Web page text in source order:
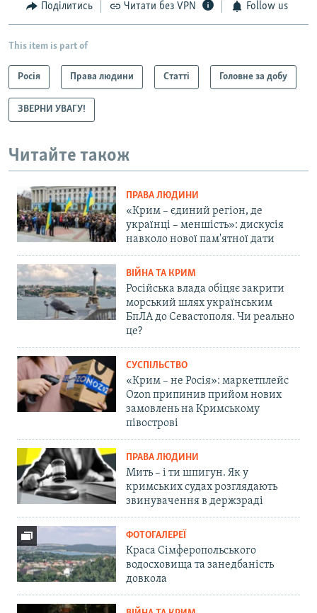
Поділитись Читати без VPN Follow us
This item is part of
Росія Права людини Статті Головне за добу
ЗВЕРНИ УВАГУ!
Читайте також
ПРАВА ЛЮДИНИ
«Крим – єдиний регіон, де
українці – меншість»: дискусія
навколо нової пам'ятної дати
ВІЙНА ТА КРИМ
Російська влада обіцяє закрити
морський шлях українським
БпЛА до Севастополя. Чи реально
це?
СУСПІЛЬСТВО
«Крим – не Росія»: маркетплейс
Ozon припинив прийом нових
замовлень на Кримському
півострові
ПРАВА ЛЮДИНИ
Мить – і ти шпигун. Як у
кримських судах розглядають
звинувачення в держзраді
ФОТОГАЛЕРЕЇ
Краса Сімферопольського
водосховища та занедбаність
довкола